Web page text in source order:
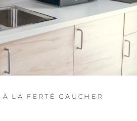
LA FERTÉ GAUCHER